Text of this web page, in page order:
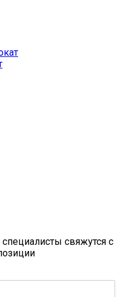
свяжутся с